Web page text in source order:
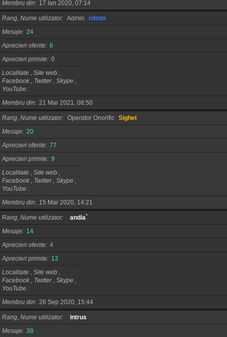
Membru din
17 Ian 2020, 07:14
Rang, Nume utilizator Admin
rdstm
Mesaje 24
Aprecieri oferite 6
Aprecieri primite 0
Localitate , Site web ,
Facebook , Twitter , Skype ,
YouTube
Membru din
21 Mar 2021, 08:50
Rang, Nume utilizator Operator Onorific Sighet
Mesaje 20
Aprecieri oferite 77
Aprecieri primite 9
Localitate , Site web ,
Facebook , Twitter , Skype ,
YouTube
Membru din
15 Mar 2020, 14:21
Rang, Nume utilizator
andia`
Mesaje
14
Aprecieri oferite 4
Aprecieri primite
13
Localitate , Site web ,
Facebook , Twitter , Skype ,
YouTube
Membru din
26 Sep 2020, 15:44
Rang, Nume utilizator
intrus
Mesaje 38